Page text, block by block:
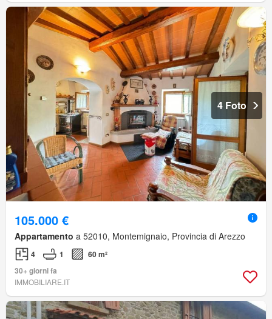
4 Foto
105.000 €
Appartamento a 52010, Montemignaio, Provincia di Arezzo
4 1
60 m²
30+ giorni fa
IMMOBILIARE.IT